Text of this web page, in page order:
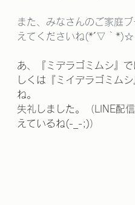
また、みなさんのご家庭
えてくださいね(*´▽｀*)☆
あ、『ミデラゴミムシ』で
しくは『ミイデラゴミム
ね。
失礼しました。（LINE配
えているね(-_-;)）